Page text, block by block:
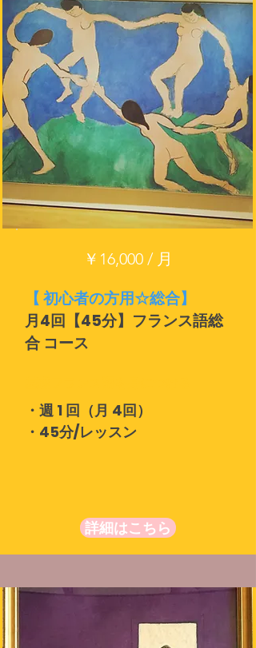
￥16,000 / 月
【 初心者の方用☆総合】
月4回【45分】フランス語総
合 コース
・週 1 回（月 4回）
・45分/レッスン
詳細はこちら